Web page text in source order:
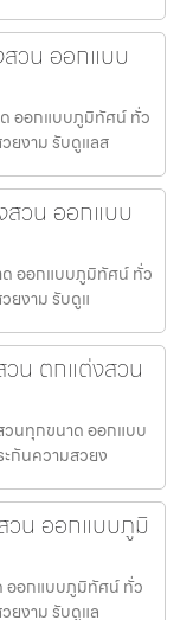
วน ออกแบบ
ออกแบบภูมิทัศน์ ทั่ว
ยงาม รับดูแลส
วน ออกแบบ
ออกแบบภูมิทัศน์ ทั่ว
ยงาม รับดูแ
น ตกแต่งสวน
วนทุกขนาด ออกแบบ
กันความสวยง
วน ออกแบบภูมิ
ออกแบบภูมิทัศน์ ทั่ว
ยงาม รับดูแล